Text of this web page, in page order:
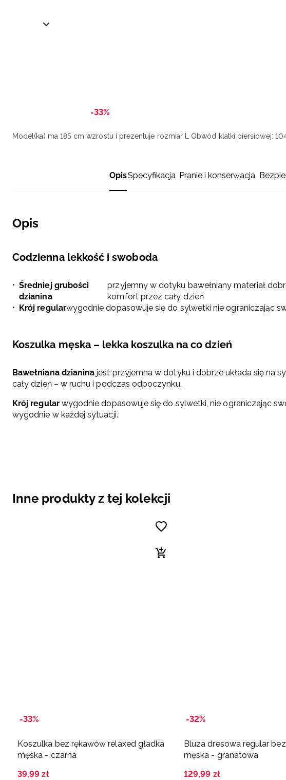
-33%
Model(ka) ma 185 cm wzrostu i prezentuje rozmiar L Obwód klatki piersiowej:
OpisSpecyfikacja Pranie i konserwacja
Opis
Codzienna lekkość i swoboda
Średniej grubości
dzianina
przyjemny w dotyku bawełniany materiał
komfort przez cały dzień
Krój regularwygodnie dopasowuje się do sylwetki nie ograniczając
Koszulka męska – lekka koszulka na co dzień
Bawełniana dzianina jest przyjemna w dotyku i dobrze układa się na
cały dzień – w ruchu i podczas odpoczynku.
Krój regularwygodnie dopasowuje się do sylwetki, nie ograniczając
wygodnie w każdej sytuacji.
Inne produkty z tej kolekcji
-33%
Koszulka bez rękawów relaxed gładka
męska - czarna
39,99 zł
-32%
Bluza dresowa regular
męska - granatowa
129,99 zł